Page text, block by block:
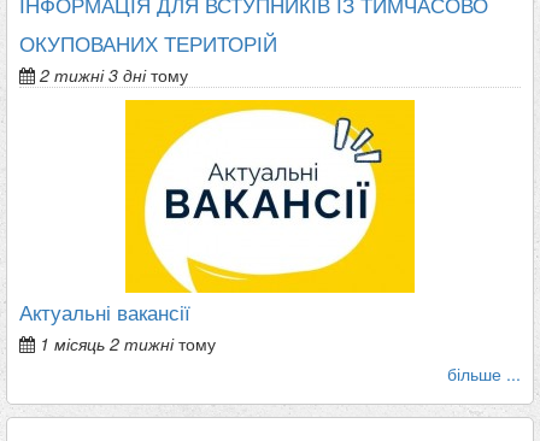
ОКУПОВАНИХ ТЕРИТОРІЙ
2 тижні 3 днітому
Актуальні вакансії
1 місяць 2 тижнітому
більше ...